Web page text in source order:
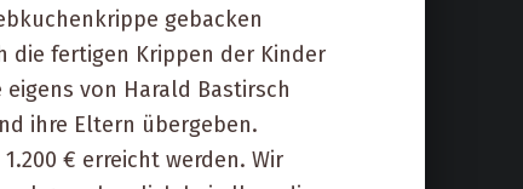
gebacken
die fertigen Krippen der Kinder
von Harald Bastirsch
ihre Eltern übergeben.
€ erreicht werden. Wir